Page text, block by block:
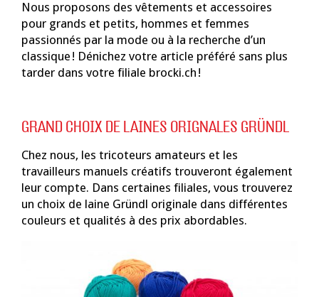
Nous proposons des vêtements et accessoires
pour grands et petits, hommes et femmes
passionnés par la mode ou à la recherche d’un
classique ! Dénichez votre article préféré sans plus
tarder dans votre filiale brocki.ch !
GRAND CHOIX DE LAINES ORIGNALES GRÜNDL
Chez nous, les tricoteurs amateurs et les
travailleurs manuels créatifs trouveront également
leur compte. Dans certaines filiales, vous trouverez
un choix de laine Gründl originale dans différentes
couleurs et qualités à des prix abordables.